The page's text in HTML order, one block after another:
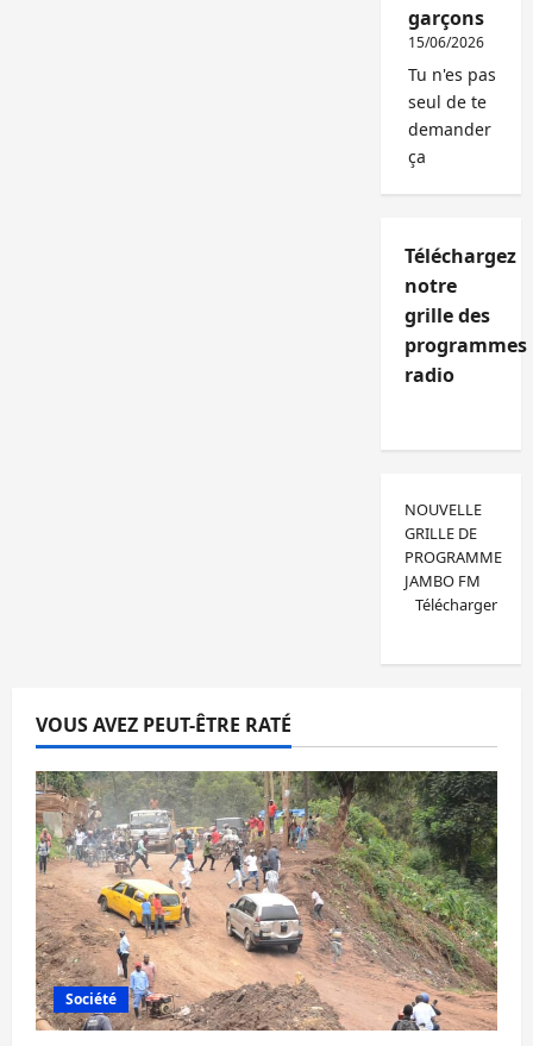
garçons
15/06/2026
Tu n'es pas
seul de te
demander
ça
Téléchargez
notre
grille des
programmes
radio
NOUVELLE
GRILLE DE
PROGRAMME
JAMBO FM
Télécharger
VOUS AVEZ PEUT-ÊTRE RATÉ
Société